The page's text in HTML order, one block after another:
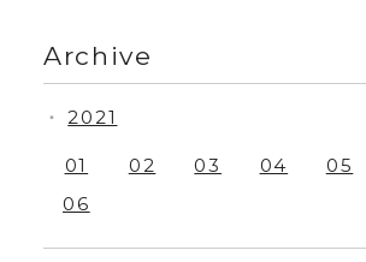
Archive
・ 2021
01 02 03 04
05
06